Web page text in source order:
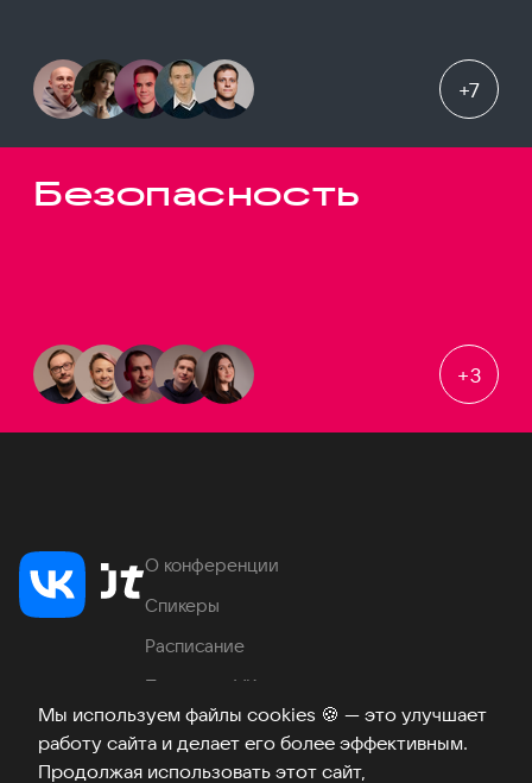
Мы используем файлы cookies 🍪 — это улучшает
работу сайта и делает его более эффективным.
Продолжая использовать этот сайт,
+7
Безопасность
+3
О конференции
Спикеры
Расписание
Продукты VK
Место проведения
Часто задаваемые вопросы